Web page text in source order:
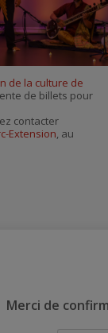
de la culture de
de billets pour
contacter
Extension, au
Merci de